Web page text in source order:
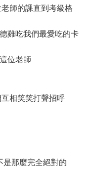
師的課直到考級格
雞吃我們最愛吃的卡
位老師
相笑笑打聲招呼
是那麼完全絕對的